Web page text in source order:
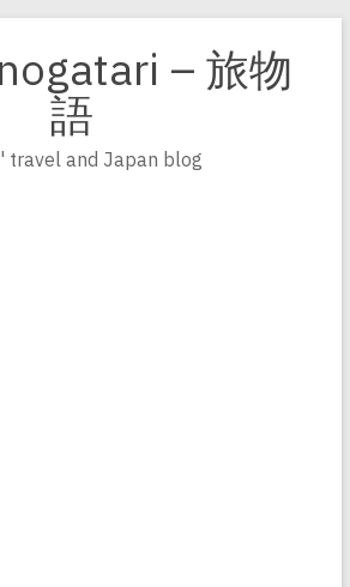
– 旅物
語
travel and Japan blog